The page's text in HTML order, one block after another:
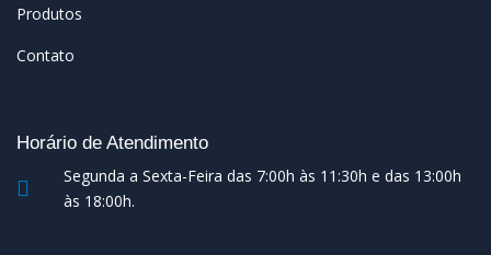
Produtos
Contato
Horário de Atendimento
Segunda a Sexta-Feira das 7:00h às 11:30h e das 13:00h
às 18:00h.